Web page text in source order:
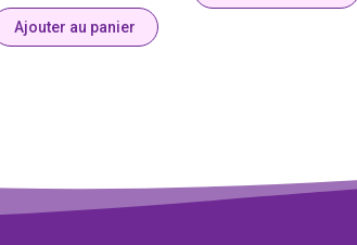
Ajouter au panier